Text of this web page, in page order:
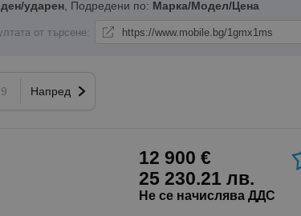
ударен, Подредени по: Марка/Модел/Цена
от търсене:
Напред
12 900 €
25 230.21 лв.
Не се начислява ДДС